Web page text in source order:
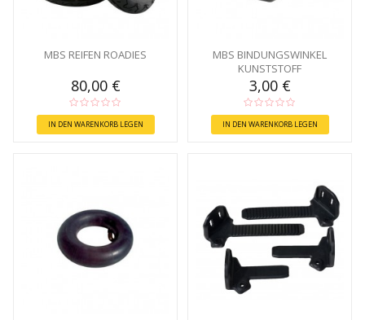
MBS REIFEN ROADIES
80,00 €
IN DEN WARENKORB LEGEN
MBS BINDUNGSWINKEL
KUNSTSTOFF
3,00 €
IN DEN WARENKORB LEGEN